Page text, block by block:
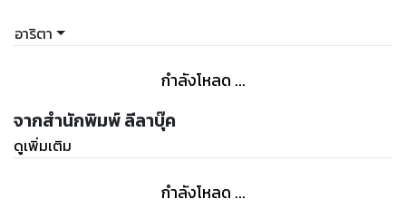
ท่านกามเทพอยากจะมีส่วนร่วมเพื่อช่วยชีวิตที่เศร้าหมอง ผิดหวัง
ซ้ำซากของเธอ
กามเทพขอประทานลิขิตแห่งรักมาชุบชูชีวิตของเธอ
อาริตา
กำลังโหลด ...
จากสำนักพิมพ์ ลีลาบุ๊ค
ดูเพิ่มเติม
กำลังโหลด ...